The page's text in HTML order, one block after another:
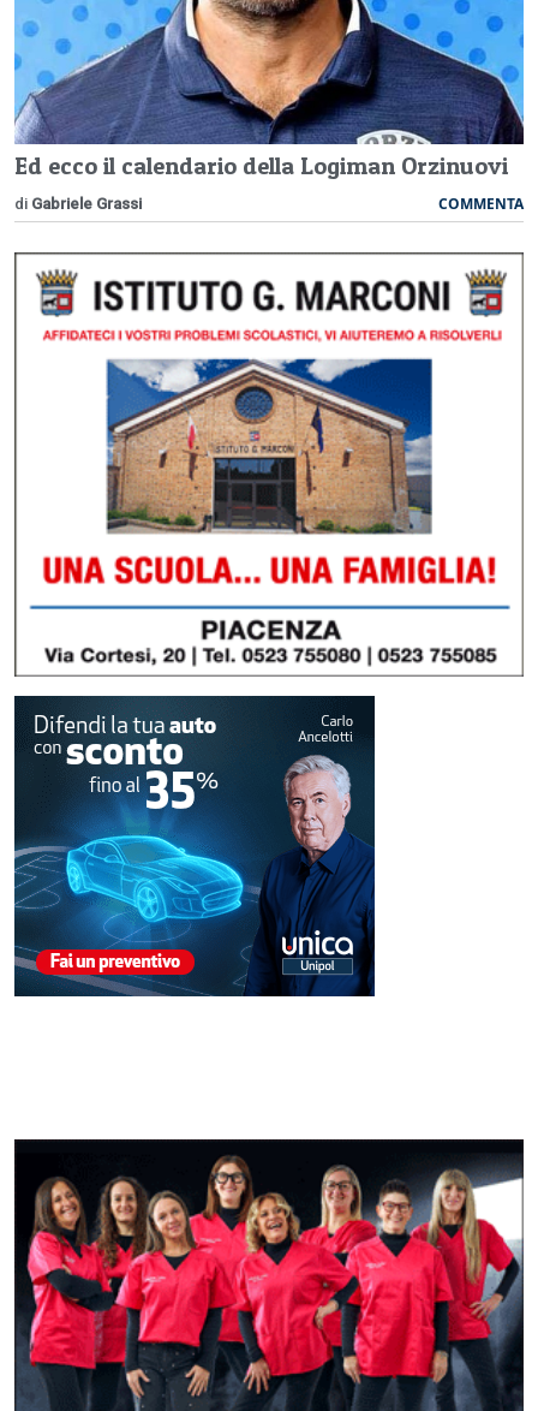
Ed ecco il calendario della Logiman Orzinuovi
di Gabriele Grassi COMMENTA